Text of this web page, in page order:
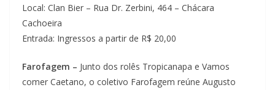
Local: Clan Bier – Rua Dr. Zerbini, 464 – Chácara
Cachoeira
Entrada: Ingressos a partir de R$ 20,00
Farofagem – Junto dos rolês Tropicanapa e Vamos
comer Caetano, o coletivo Farofagem reúne Augusto